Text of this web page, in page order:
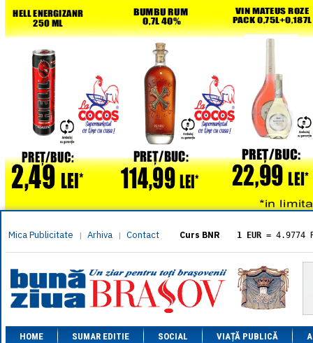
Mica Publicitate | Arhiva | Contact Curs BNR 1 EUR = 4.9774
= 5.8304
1 XAU= 464.4611
1 AED= 1.1933
1 AUD= 2.7957
1 BGN= 2.5449
1 CAD= 3.1559
HOME SUMAR EDITIE SOCIAL VIAȚĂ PUBLICĂ